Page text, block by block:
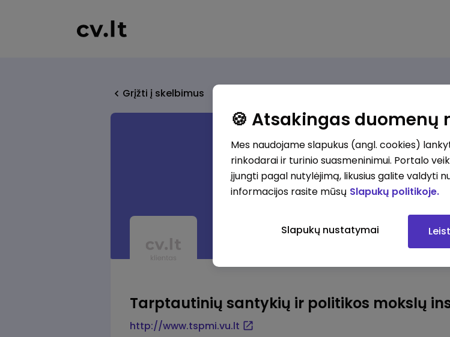
Grįžti į skelbimus
Tarptautinių santykių ir politikos mokslų
http://www.tspmi.vu.lt
🍪 Atsakingas duomenų
Mes naudojame slapukus (angl. cookies)
rinkodarai ir turinio suasmeninimui. Portalo
įjungti pagal nutylėjimą, likusius galite valdyti
informacijos rasite mūsų Slapukų politikoje.
Slapukų nustatymai